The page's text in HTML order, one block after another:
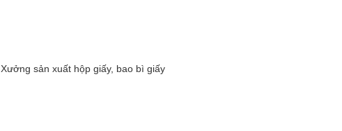
Xưởng sản xuất hộp giấy, bao bì giấy